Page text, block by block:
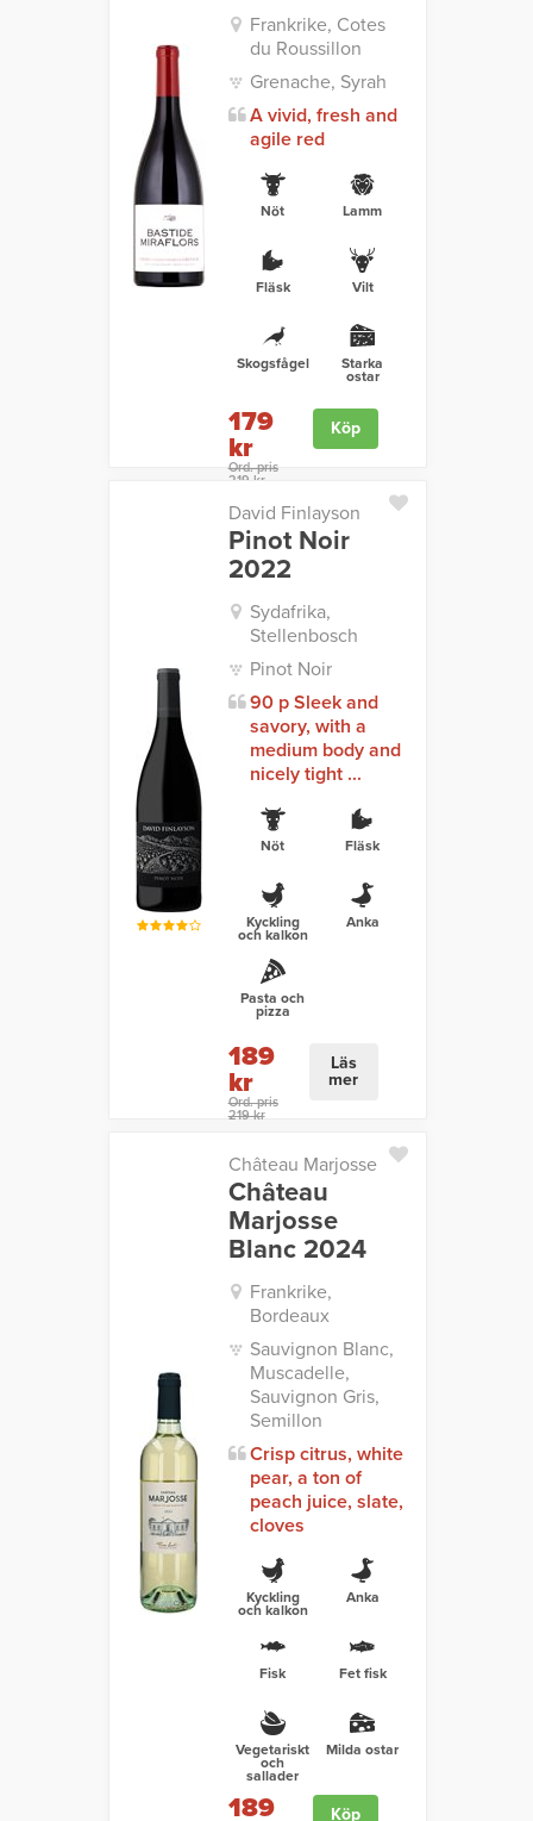
Frankrike, Cotes
du Roussillon
Grenache, Syrah
A vivid, fresh and
agile red
Nöt Lamm
Fläsk Vilt
Skogsfågel Starka
ostar
179
kr
Ord. pris
219 kr
Köp
David Finlayson
Pinot Noir
2022
Sydafrika,
Stellenbosch
Pinot Noir
90 p Sleek and
savory, with a
medium body and
nicely tight ...
Nöt Fläsk
Kyckling
och kalkon
Anka
Pasta och
pizza
189
kr
Ord. pris
219 kr
Läs
mer
Château Marjosse
Château
Marjosse
Blanc 2024
Frankrike,
Bordeaux
Sauvignon Blanc,
Muscadelle,
Sauvignon Gris,
Semillon
Crisp citrus, white
pear, a ton of
peach juice, slate,
cloves
Kyckling
och kalkon
Anka
Fisk Fet fisk
Vegetariskt
och
sallader
Milda ostar
189
Köp